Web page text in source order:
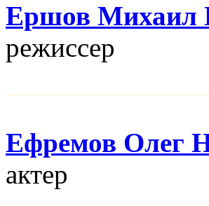
Ершов Михаил
режисcер
Ефремов Олег
актер